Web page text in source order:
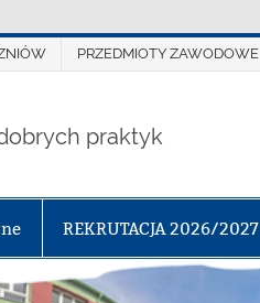
PRZEDMIOTY ZAWODOWE
praktyk
REKRUTACJA 2026/2027